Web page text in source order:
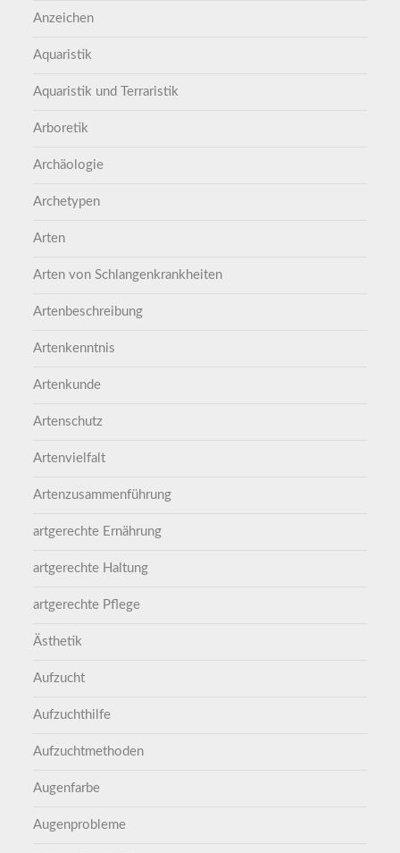
Anzeichen
Aquaristik
Aquaristik und Terraristik
Arboretik
Archäologie
Archetypen
Arten
Arten von Schlangenkrankheiten
Artenbeschreibung
Artenkenntnis
Artenkunde
Artenschutz
Artenvielfalt
Artenzusammenführung
artgerechte Ernährung
artgerechte Haltung
artgerechte Pflege
Ästhetik
Aufzucht
Aufzuchthilfe
Aufzuchtmethoden
Augenfarbe
Augenprobleme